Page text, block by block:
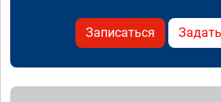
Записаться